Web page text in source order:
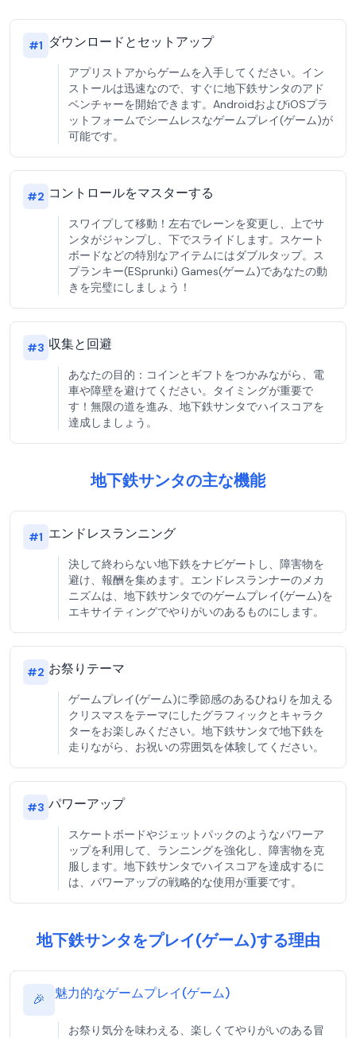
#1 ダウンロードとセットアップ
アプリストアからゲームを入手してください。イン
ストールは迅速なので、すぐに地下鉄サンタのアド
ベンチャーを開始できます。AndroidおよびiOSプラ
ットフォームでシームレスなゲームプレイ(ゲーム)が
可能です。
#2 コントロールをマスターする
スワイプして移動！左右でレーンを変更し、上でサ
ンタがジャンプし、下でスライドします。スケート
ボードなどの特別なアイテムにはダブルタップ。ス
プランキー(ESprunki) Games(ゲーム)であなたの動
きを完璧にしましょう！
#3 収集と回避
あなたの目的：コインとギフトをつかみながら、電
車や障壁を避けてください。タイミングが重要で
す！無限の道を進み、地下鉄サンタでハイスコアを
達成しましょう。
地下鉄サンタの主な機能
#1 エンドレスランニング
決して終わらない地下鉄をナビゲートし、障害物を
避け、報酬を集めます。エンドレスランナーのメカ
ニズムは、地下鉄サンタでのゲームプレイ(ゲーム)を
エキサイティングでやりがいのあるものにします。
#2 お祭りテーマ
ゲームプレイ(ゲーム)に季節感のあるひねりを加える
クリスマスをテーマにしたグラフィックとキャラク
ターをお楽しみください。地下鉄サンタで地下鉄を
走りながら、お祝いの雰囲気を体験してください。
#3 パワーアップ
スケートボードやジェットパックのようなパワーア
ップを利用して、ランニングを強化し、障害物を克
服します。地下鉄サンタでハイスコアを達成するに
は、パワーアップの戦略的な使用が重要です。
地下鉄サンタをプレイ(ゲーム)する理由
🎉 魅力的なゲームプレイ(ゲーム)
お祭り気分を味わえる、楽しくてやりがいのある冒